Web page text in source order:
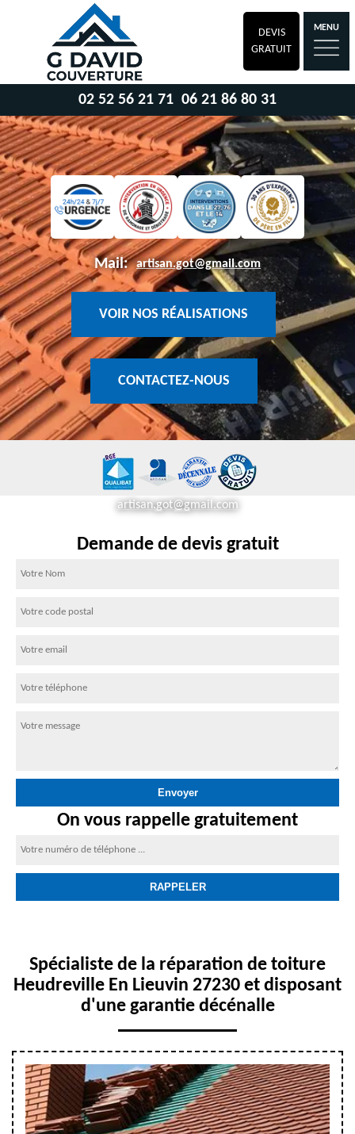
DEVIS
GRATUIT
MENU
02 52 56 21 71 06 21 86 80 31
Mail: artisan.got@gmail.com
VOIR NOS RÉALISATIONS
CONTACTEZ-NOUS
artisan.got@gmail.com
Demande de devis gratuit
On vous rappelle gratuitement
Spécialiste de la réparation de toiture
Heudreville En Lieuvin 27230 et disposant
d'une garantie décénalle